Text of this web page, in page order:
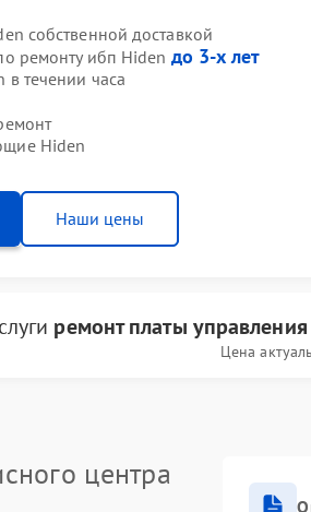
собственной доставкой
ремонту ибп Hiden до 3-х лет
течении часа
Hiden
Наши цены
ремонт платы
Цена
центра